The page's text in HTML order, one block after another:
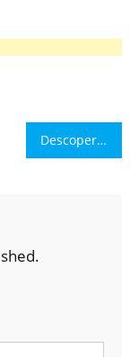
Descoperă Hotel Excelsior în Nisipurile de Aur: Oază de Relaxare și Eleganță pe Coasta Bulgăriei